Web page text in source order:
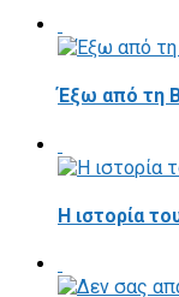
Έξω από τη
Η ιστορία